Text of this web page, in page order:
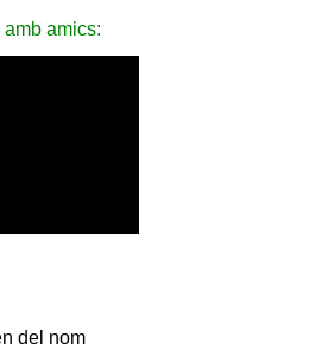
amics:
del nom